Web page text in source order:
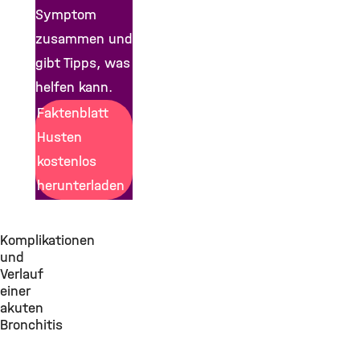
Symptom
zusammen und
gibt Tipps, was
helfen kann.
Faktenblatt
Husten
kostenlos
herunterladen
Komplikationen
und
Verlauf
einer
akuten
Bronchitis